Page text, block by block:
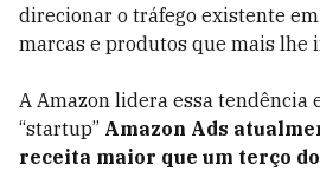
direcionar o tráfego existente
marcas e produtos que mais lhe
A Amazon lidera essa tendência
“startup” Amazon Ads
receita maior que um terço